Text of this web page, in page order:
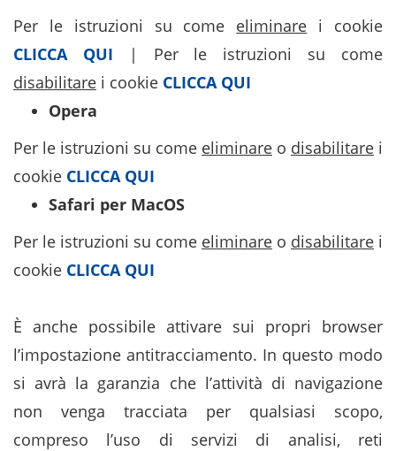
Per le istruzioni su come eliminare i cookie
CLICCA QUI | Per le istruzioni su come
disabilitare i cookie CLICCA QUI
Opera
Per le istruzioni su come eliminare o disabilitare i
cookie CLICCA QUI
Safari per MacOS
Per le istruzioni su come eliminare o disabilitare i
cookie CLICCA QUI
È anche possibile attivare sui propri browser
l’impostazione antitracciamento. In questo modo
si avrà la garanzia che l’attività di navigazione
non venga tracciata per qualsiasi scopo,
compreso l’uso di servizi di analisi, reti